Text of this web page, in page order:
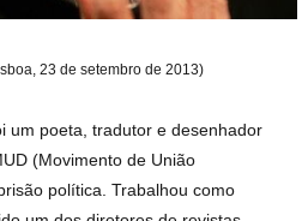
23 de setembro de 2013)
um poeta, tradutor e desenhador
(Movimento de União
política. Trabalhou como